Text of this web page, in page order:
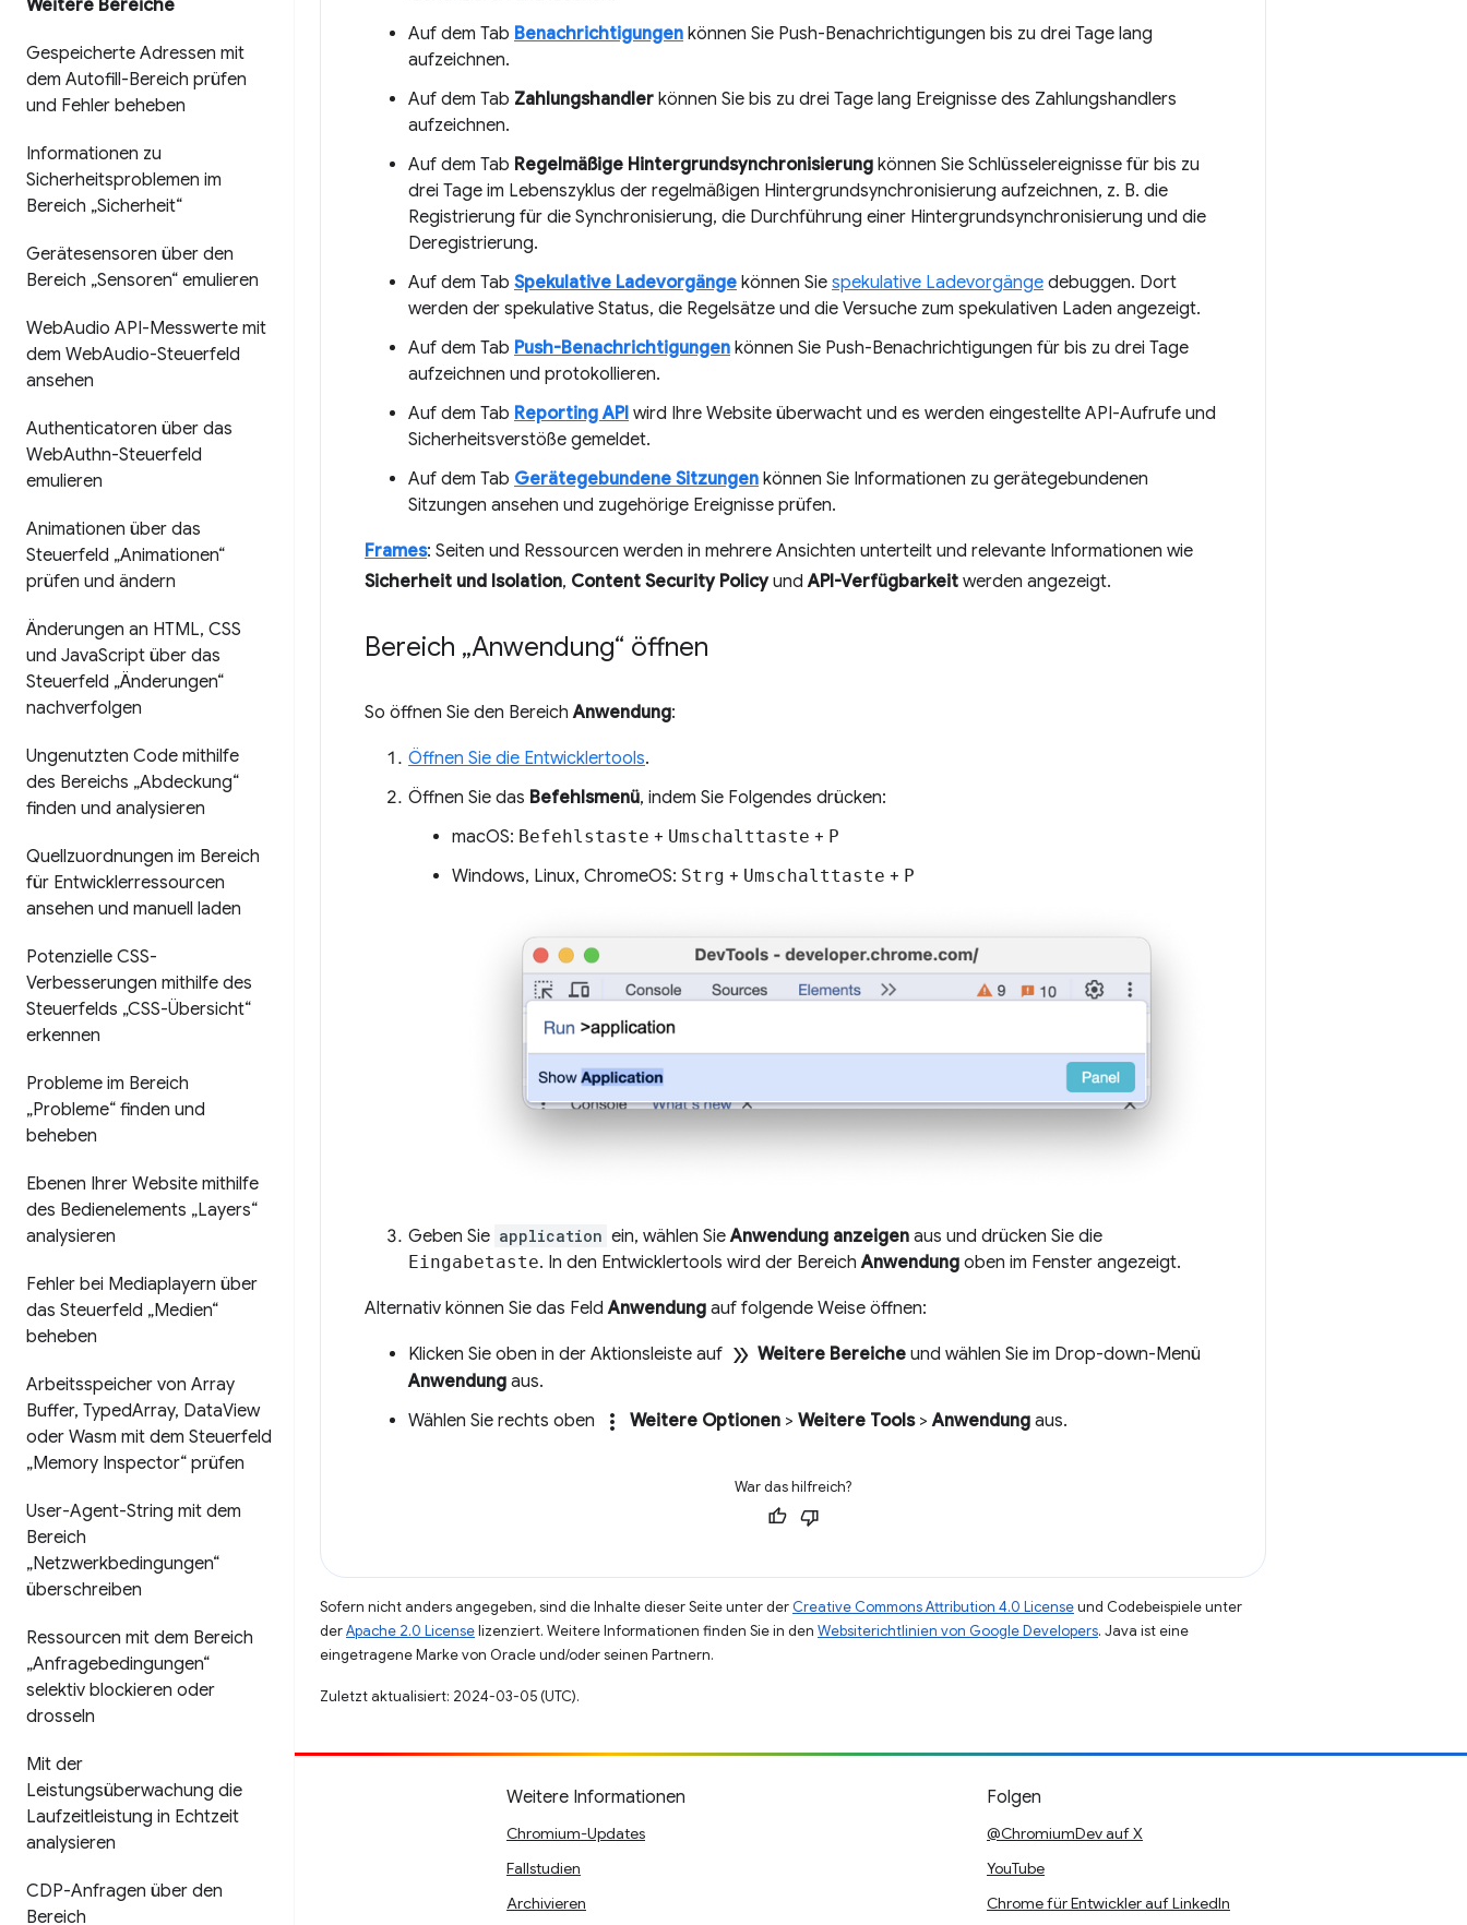
Weitere Bereiche
Gespeicherte Adressen mit
dem Autofill-Bereich prüfen
und Fehler beheben
Informationen zu
Sicherheitsproblemen im
Bereich „Sicherheit“
Gerätesensoren über den
Bereich „Sensoren“ emulieren
WebAudio API-Messwerte mit
dem WebAudio-Steuerfeld
ansehen
Authenticatoren über das
WebAuthn-Steuerfeld
emulieren
Animationen über das
Steuerfeld „Animationen“
prüfen und ändern
Änderungen an HTML, CSS
und JavaScript über das
Steuerfeld „Änderungen“
nachverfolgen
Ungenutzten Code mithilfe
des Bereichs „Abdeckung“
finden und analysieren
Quellzuordnungen im Bereich
für Entwicklerressourcen
ansehen und manuell laden
Potenzielle CSS-
Verbesserungen mithilfe des
Steuerfelds „CSS-Übersicht“
erkennen
Probleme im Bereich
„Probleme“ finden und
beheben
Ebenen Ihrer Website mithilfe
des Bedienelements „Layers“
analysieren
Fehler bei Mediaplayern über
das Steuerfeld „Medien“
beheben
Arbeitsspeicher von Array
Buffer, TypedArray, DataView
oder Wasm mit dem Steuerfeld
„Memory Inspector“ prüfen
User-Agent-String mit dem
Bereich
„Netzwerkbedingungen“
überschreiben
Ressourcen mit dem Bereich
„Anfragebedingungen“
selektiv blockieren oder
drosseln
Mit der
Leistungsüberwachung die
Laufzeitleistung in Echtzeit
analysieren
CDP-Anfragen über den
Bereich
Auf dem Tab Benachrichtigungen können Sie Push-Benachrichtigungen bis zu drei Tage lang
aufzeichnen.
Auf dem Tab Zahlungshandler können Sie bis zu drei Tage lang Ereignisse des Zahlungshandlers
aufzeichnen.
Auf dem Tab Regelmäßige Hintergrundsynchronisierung können Sie Schlüsselereignisse für bis zu
drei Tage im Lebenszyklus der regelmäßigen Hintergrundsynchronisierung aufzeichnen, z. B. die
Registrierung für die Synchronisierung, die Durchführung einer Hintergrundsynchronisierung und die
Deregistrierung.
Auf dem Tab Spekulative Ladevorgänge können Sie spekulative Ladevorgänge debuggen. Dort
werden der spekulative Status, die Regelsätze und die Versuche zum spekulativen Laden angezeigt.
Auf dem Tab Push-Benachrichtigungen können Sie Push-Benachrichtigungen für bis zu drei Tage
aufzeichnen und protokollieren.
Auf dem Tab Reporting API wird Ihre Website überwacht und es werden eingestellte API-Aufrufe und
Sicherheitsverstöße gemeldet.
Auf dem Tab Gerätegebundene Sitzungen können Sie Informationen zu gerätegebundenen
Sitzungen ansehen und zugehörige Ereignisse prüfen.
Frames: Seiten und Ressourcen werden in mehrere Ansichten unterteilt und relevante Informationen wie
Sicherheit und Isolation, Content Security PolicyundAPI-Verfügbarkeit werden angezeigt.
Bereich „Anwendung“ öffnen
So öffnen Sie den BereichAnwendung:
Öffnen Sie die Entwicklertools.
Öffnen Sie das Befehlsmenü, indem Sie Folgendes drücken:
macOS: Befehlstaste + Umschalttaste + P
Windows, Linux, ChromeOS: Strg + Umschalttaste + P
Geben Sie application ein, wählen SieAnwendung anzeigen aus und drücken Sie die
Eingabetaste. In den Entwicklertools wird der BereichAnwendung oben im Fenster angezeigt.
Alternativ können Sie das FeldAnwendung auf folgende Weise öffnen:
Klicken Sie oben in der Aktionsleiste auf double_arrow Weitere Bereiche und wählen Sie im Drop-down-Menü
Anwendung aus.
Wählen Sie rechts oben
more_vert Weitere Optionen > Weitere Tools>Anwendung aus.
War das hilfreich?
Sofern nicht anders angegeben, sind die Inhalte dieser Seite unter der Creative Commons Attribution 4.0 Licenseund Codebeispiele unter
derApache 2.0 Licenselizenziert. Weitere Informationen finden Sie in den Websiterichtlinien von Google Developers. Java ist eine
eingetragene Marke von Oracle und/oder seinen Partnern.
Zuletzt aktualisiert: 2024-03-05 (UTC).
Beitragen
Fehler melden
Weitere Informationen
Chromium-Updates
Fallstudien
Archivieren
Folgen
@ChromiumDev auf X
YouTube
Chrome für Entwickler auf LinkedIn